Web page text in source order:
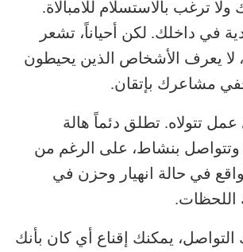
ترغب بالاستسلام للامبالاة.
في داخلك. لكن أحياناً، تشعر
لا يعرف الأشخاص الذين يحيطون
مشاعرك بإتقان.
تتولاه. تطلق دئماً هالة
وتتواصل بنشاط، على الرغم من
في حالة انهيار وحزن في
اللحظات.
يمكنك إقناع أي كان بأنك